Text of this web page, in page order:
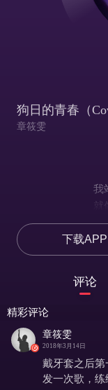
狗日的青春（
章筱雯
我
就
想
选择
下载APP
评论
精彩评论
章筱雯
2018年3月14日
戴牙套之后第
发一次歌，